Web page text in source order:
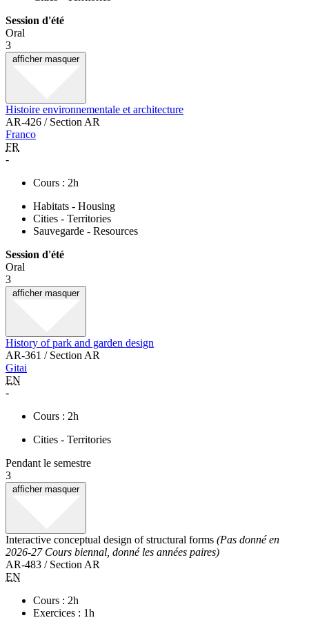
Session d'été
Oral
3
afficher masquer
Histoire environnementale et architecture
AR-426 / Section AR
Franco
FR
-
Cours : 2h
Habitats - Housing
Cities - Territories
Sauvegarde - Resources
Session d'été
Oral
3
afficher masquer
History of park and garden design
AR-361 / Section AR
Gitai
EN
-
Cours : 2h
Cities - Territories
Pendant le semestre
3
afficher masquer
Interactive conceptual design of structural forms (Pas donné en
2026-27 Cours biennal, donné les années paires)
AR-483 / Section AR
EN
Cours : 2h
Exercices : 1h